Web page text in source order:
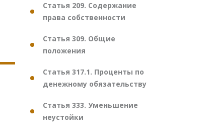
Статья 209. Содержание
права собственности
Статья 309. Общие
положения
Статья 317.1. Проценты по
денежному обязательству
Статья 333. Уменьшение
неустойки